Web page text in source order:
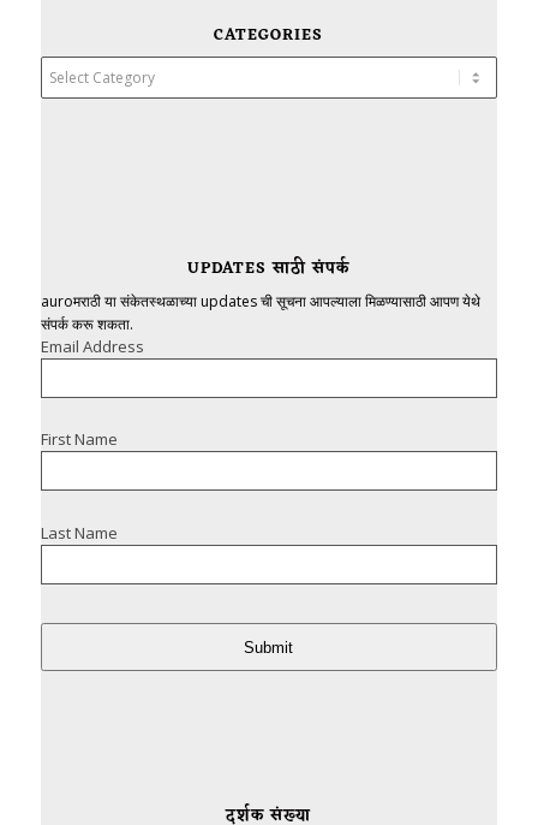
CATEGORIES
UPDATES साठी संपर्क
auroमराठी या संकेतस्थळाच्या updates ची सूचना आपल्याला मिळण्यासाठी आपण येथे
संपर्क करू शकता.
Email Address
First Name
Last Name
Submit
दर्शक संख्या